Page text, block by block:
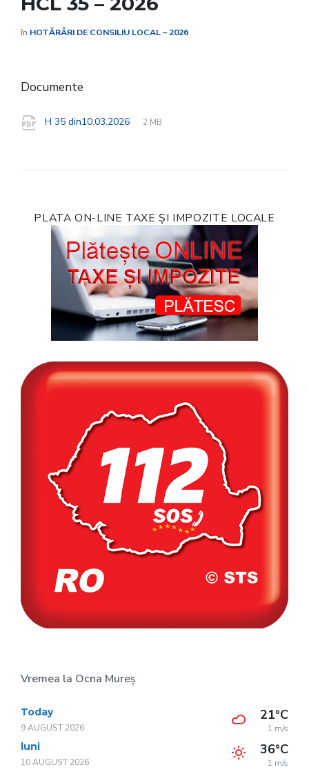
în HOTĂRÂRI DE CONSILIU LOCAL – 2026
Documente
H 35 din10.03.2026
File
pdf
File
2 MB
PLATA ON-LINE TAXE ȘI IMPOZITE LOCALE
Vremea la Ocna Mureș
Today
9 AUGUST 2026
21°C
1 m/s
luni
10 AUGUST 2026
36°C
1 m/s